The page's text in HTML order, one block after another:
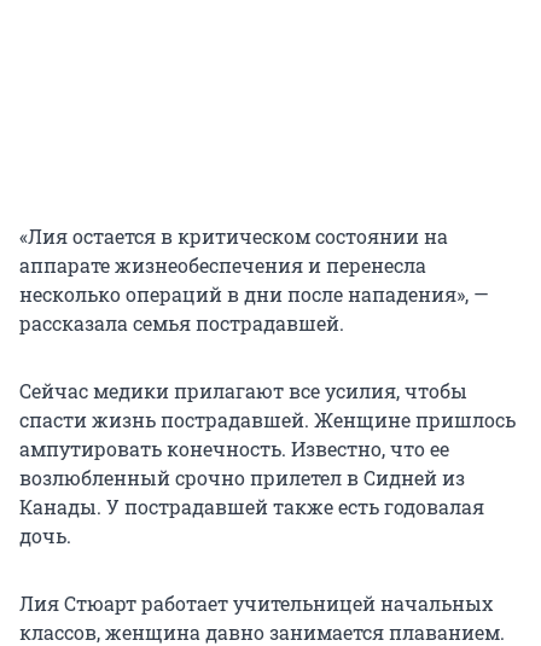
«Лия остается в критическом состоянии на
аппарате жизнеобеспечения и перенесла
несколько операций в дни после нападения», —
рассказала семья пострадавшей.
Сейчас медики прилагают все усилия, чтобы
спасти жизнь пострадавшей. Женщине пришлось
ампутировать конечность. Известно, что ее
возлюбленный срочно прилетел в Сидней из
Канады. У пострадавшей также есть годовалая
дочь.
Лия Стюарт работает учительницей начальных
классов, женщина давно занимается плаванием.